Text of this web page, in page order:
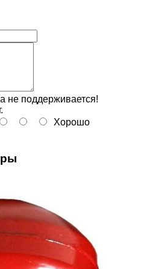
не поддерживается!
Хорошо